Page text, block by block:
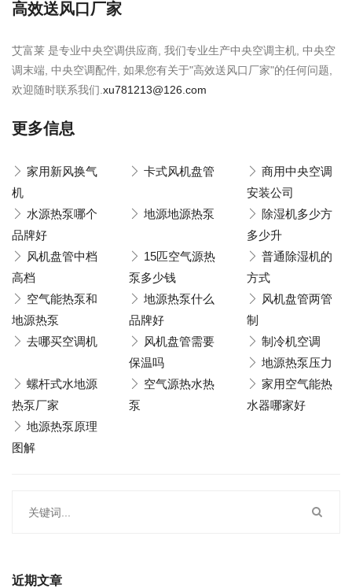
高效送风口厂家
艾富莱 是专业中央空调供应商, 我们专业生产中央空调主机, 中央空
调末端, 中央空调配件, 如果您有关于"高效送风口厂家"的任何问题,
欢迎随时联系我们. xu781213@126.com
更多信息
家用新风换气
机
卡式风机盘管
商用中央空调
安装公司
水源热泵哪个
品牌好
地源地源热泵
除湿机多少方
多少升
风机盘管中档
高档
15匹空气源热
泵多少钱
普通除湿机的
方式
空气能热泵和
地源热泵
地源热泵什么
品牌好
风机盘管两管
制
去哪买空调机
风机盘管需要
保温吗
制冷机空调
地源热泵压力
螺杆式水地源
热泵厂家
空气源热水热
泵
家用空气能热
水器哪家好
地源热泵原理
图解
近期文章